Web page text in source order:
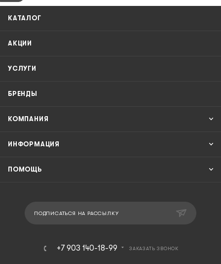
КАТАЛОГ
АКЦИИ
УСЛУГИ
БРЕНДЫ
КОМПАНИЯ
ИНФОРМАЦИЯ
ПОМОЩЬ
ПОДПИСАТЬСЯ НА РАССЫЛКУ
+7 903 140-18-99 ЗАКАЗАТЬ ЗВОНОК